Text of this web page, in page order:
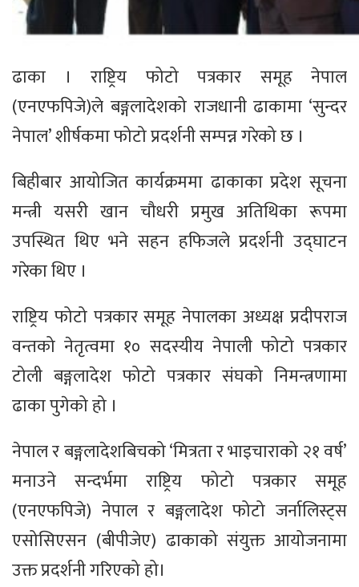
ढाका । राष्ट्रिय फोटो पत्रकार समूह नेपाल
(एनएफपिजे)ले बङ्गलादेशको राजधानी ढाकामा ‘सुन्दर
नेपाल’ शीर्षकमा फोटो प्रदर्शनी सम्पन्न गरेको छ ।
बिहीबार आयोजित कार्यक्रममा ढाकाका प्रदेश सूचना
मन्त्री यसरी खान चौधरी प्रमुख अतिथिका रूपमा
उपस्थित थिए भने सहन हफिजले प्रदर्शनी उद्घाटन
गरेका थिए ।
राष्ट्रिय फोटो पत्रकार समूह नेपालका अध्यक्ष प्रदीपराज
वन्तको नेतृत्वमा १० सदस्यीय नेपाली फोटो पत्रकार
टोली बङ्गलादेश फोटो पत्रकार संघको निमन्त्रणामा
ढाका पुगेको हो ।
नेपाल र बङ्गलादेशबिचको ‘मित्रता र भाइचाराको २१ वर्ष’
मनाउने सन्दर्भमा राष्ट्रिय फोटो पत्रकार समूह
(एनएफपिजे) नेपाल र बङ्गलादेश फोटो जर्नालिस्ट्स
एसोसिएसन (बीपीजेए) ढाकाको संयुक्त आयोजनामा
उक्त प्रदर्शनी गरिएको हो।